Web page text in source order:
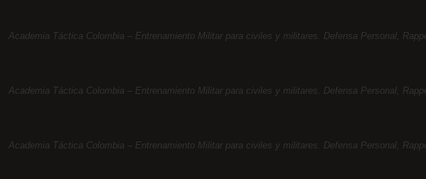
Academia Táctica Colombia – Entrenamiento Militar para civiles y militares. Defensa Personal,
Academia Táctica Colombia – Entrenamiento Militar para civiles y militares. Defensa Personal,
Academia Táctica Colombia – Entrenamiento Militar para civiles y militares. Defensa Personal,